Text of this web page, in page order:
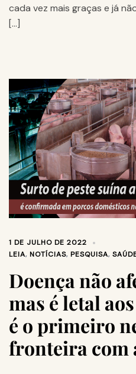
cada vez mais graças e já
[…]
1 DE JULHO DE 2022
LEIA, NOTÍCIAS, PESQUISA,
Doença não
mas é letal
é o primeiro
fronteira com